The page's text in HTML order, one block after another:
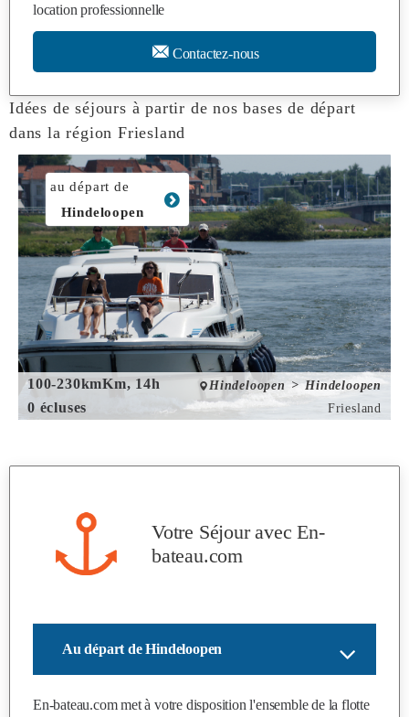
location professionnelle
Contactez-nous
Idées de séjours à partir de nos bases de départ
dans la région Friesland
100-230kmKm, 14h
0 écluses
Hindeloopen > Hindeloopen
Friesland
au départ de
Hindeloopen
Votre Séjour avecEn-
bateau.com
Au départ de Hindeloopen
En-bateau.commet à votre disposition l'ensemble de la flotte